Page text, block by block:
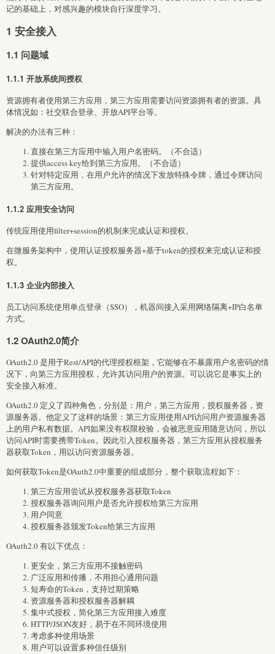
记的基础上，对感兴趣的模块自行深度学习。
1 安全接入
1.1 问题域
1.1.1 开放系统间授权
资源拥有者使用第三方应用，第三方应用需要访问资源拥有者的资源。具
体情况如：社交联合登录、开放API平台等。
解决的办法有三种：
直接在第三方应用中输入用户名密码。（不合适）
提供access key给到第三方应用。（不合适）
针对特定应用，在用户允许的情况下发放特殊令牌，通过令牌访问
第三方应用。
1.1.2 应用安全访问
传统应用使用filter+session的机制来完成认证和授权。
在微服务架构中，使用认证授权服务器+基于token的授权来完成认证和授
权。
1.1.3 企业内部接入
员工访问系统使用单点登录（SSO），机器间接入采用网络隔离+IP白名单
方式。
1.2 OAuth2.0简介
OAuth2.0 是用于Rest/API的代理授权框架，它能够在不暴露用户名密码的情
况下，向第三方应用授权，允许其访问用户的资源。可以说它是事实上的
安全接入标准。
OAuth2.0 定义了四种角色，分别是：用户，第三方应用，授权服务器，资
源服务器。他定义了这样的场景：第三方应用使用API访问用户资源服务器
上的用户私有数据。API如果没有权限校验，会被恶意应用随意访问，所以
访问API时需要携带Token。因此引入授权服务器，第三方应用从授权服务
器获取Token，用以访问资源服务器。
如何获取Token是OAuth2.0中重要的组成部分，整个获取流程如下：
第三方应用尝试从授权服务器获取Token
授权服务器询问用户是否允许授权给第三方应用
用户同意
授权服务器颁发Token给第三方应用
OAuth2.0 有以下优点：
更安全，第三方应用不接触密码
广泛应用和传播，不用担心通用问题
短寿命的Token，支持过期策略
资源服务器和授权服务器解耦
集中式授权，简化第三方应用接入难度
HTTP/JSON友好，易于在不同环境使用
考虑多种使用场景
用户可以设置多种信任级别